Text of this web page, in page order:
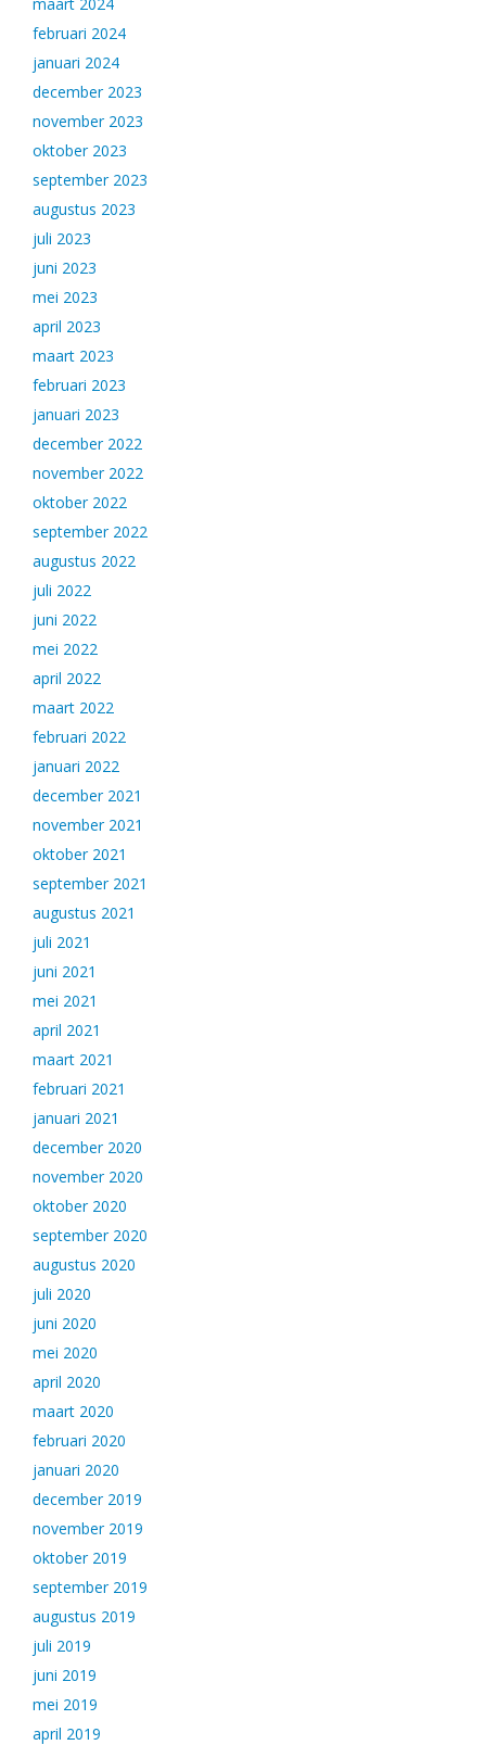
februari 2024
januari 2024
december 2023
november 2023
oktober 2023
september 2023
augustus 2023
juli 2023
juni 2023
mei 2023
april 2023
maart 2023
februari 2023
januari 2023
december 2022
november 2022
oktober 2022
september 2022
augustus 2022
juli 2022
juni 2022
mei 2022
april 2022
maart 2022
februari 2022
januari 2022
december 2021
november 2021
oktober 2021
september 2021
augustus 2021
juli 2021
juni 2021
mei 2021
april 2021
maart 2021
februari 2021
januari 2021
december 2020
november 2020
oktober 2020
september 2020
augustus 2020
juli 2020
juni 2020
mei 2020
april 2020
maart 2020
februari 2020
januari 2020
december 2019
november 2019
oktober 2019
september 2019
augustus 2019
juli 2019
juni 2019
mei 2019
april 2019